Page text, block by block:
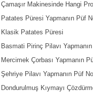
Çamaşır Makinesinde Hangi
Patates Püresi Yapmanın Püf
Klasik Patates Püresi
Basmati Pirinç Pilavı
Mercimek Çorbası Yapmanın
Şehriye Pilavı Yapmanın Püf
Dondurulmuş Kıymayı